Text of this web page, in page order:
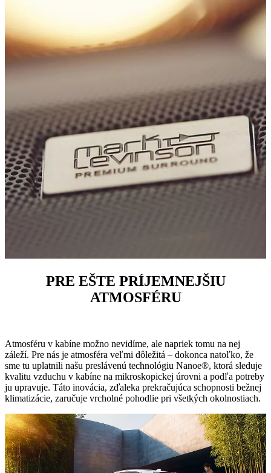
PRE EŠTE PRÍJEMNEJŠIU
ATMOSFÉRU
Atmosféru v kabíne možno nevidíme, ale napriek tomu na nej
záleží. Pre nás je atmosféra veľmi dôležitá – dokonca natoľko, že
sme tu uplatnili našu preslávenú technológiu Nanoe®, ktorá sleduje
kvalitu vzduchu v kabíne na mikroskopickej úrovni a podľa potreby
ju upravuje. Táto inovácia, zďaleka prekračujúca schopnosti bežnej
klimatizácie, zaručuje vrcholné pohodlie pri všetkých okolnostiach.